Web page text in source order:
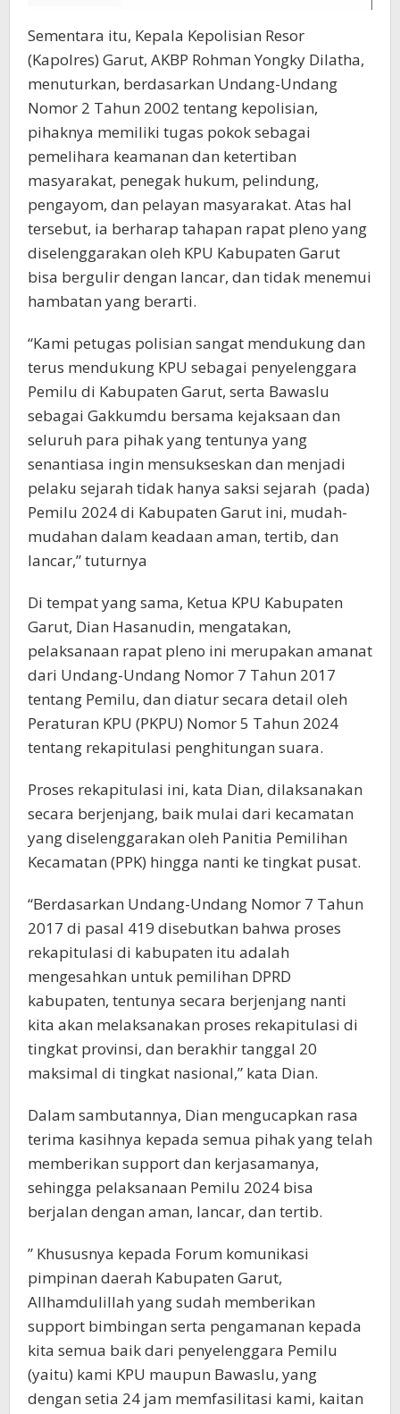
Sementara itu, Kepala Kepolisian Resor
(Kapolres) Garut, AKBP Rohman Yongky Dilatha,
menuturkan, berdasarkan Undang-Undang
Nomor 2 Tahun 2002 tentang kepolisian,
pihaknya memiliki tugas pokok sebagai
pemelihara keamanan dan ketertiban
masyarakat, penegak hukum, pelindung,
pengayom, dan pelayan masyarakat. Atas hal
tersebut, ia berharap tahapan rapat pleno yang
diselenggarakan oleh KPU Kabupaten Garut
bisa bergulir dengan lancar, dan tidak menemui
hambatan yang berarti.
“Kami petugas polisian sangat mendukung dan
terus mendukung KPU sebagai penyelenggara
Pemilu di Kabupaten Garut, serta Bawaslu
sebagai Gakkumdu bersama kejaksaan dan
seluruh para pihak yang tentunya yang
senantiasa ingin mensukseskan dan menjadi
pelaku sejarah tidak hanya saksi sejarah (pada)
Pemilu 2024 di Kabupaten Garut ini, mudah-
mudahan dalam keadaan aman, tertib, dan
lancar,” tuturnya
Di tempat yang sama, Ketua KPU Kabupaten
Garut, Dian Hasanudin, mengatakan,
pelaksanaan rapat pleno ini merupakan amanat
dari Undang-Undang Nomor 7 Tahun 2017
tentang Pemilu, dan diatur secara detail oleh
Peraturan KPU (PKPU) Nomor 5 Tahun 2024
tentang rekapitulasi penghitungan suara.
Proses rekapitulasi ini, kata Dian, dilaksanakan
secara berjenjang, baik mulai dari kecamatan
yang diselenggarakan oleh Panitia Pemilihan
Kecamatan (PPK) hingga nanti ke tingkat pusat.
“Berdasarkan Undang-Undang Nomor 7 Tahun
2017 di pasal 419 disebutkan bahwa proses
rekapitulasi di kabupaten itu adalah
mengesahkan untuk pemilihan DPRD
kabupaten, tentunya secara berjenjang nanti
kita akan melaksanakan proses rekapitulasi di
tingkat provinsi, dan berakhir tanggal 20
maksimal di tingkat nasional,” kata Dian.
Dalam sambutannya, Dian mengucapkan rasa
terima kasihnya kepada semua pihak yang telah
memberikan support dan kerjasamanya,
sehingga pelaksanaan Pemilu 2024 bisa
berjalan dengan aman, lancar, dan tertib.
” Khususnya kepada Forum komunikasi
pimpinan daerah Kabupaten Garut,
Allhamdulillah yang sudah memberikan
support bimbingan serta pengamanan kepada
kita semua baik dari penyelenggara Pemilu
(yaitu) kami KPU maupun Bawaslu, yang
dengan setia 24 jam memfasilitasi kami, kaitan